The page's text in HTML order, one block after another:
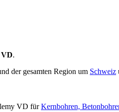
VD.
der gesamten Region um Schweiz
VD fürKernbohren,